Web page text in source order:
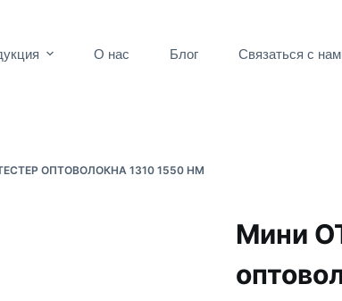
О нас Блог Связаться с
ОПТОВОЛОКНА 1310 1550 НМ
Мини